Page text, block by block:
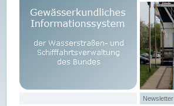
Newsletter